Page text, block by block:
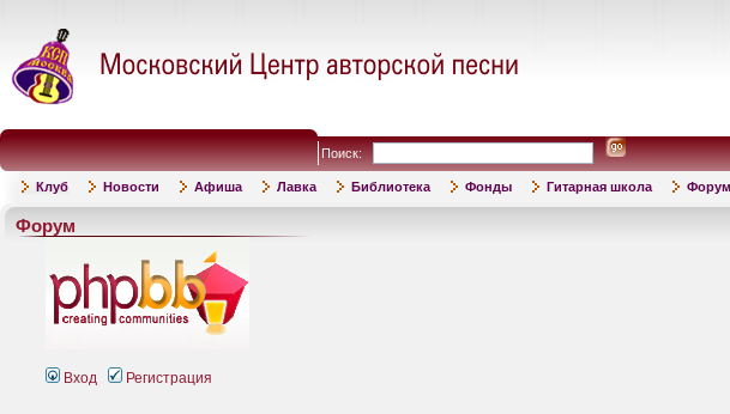
Поиск:
Клуб Новости Афиша Лавка Библиотека Фонды Гитарная школа Форум
Форум
Вход Регистрация